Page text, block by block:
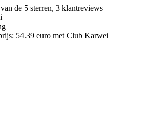
de 5 sterren, 3 klantreviews
54.39 euro met Club Karwei